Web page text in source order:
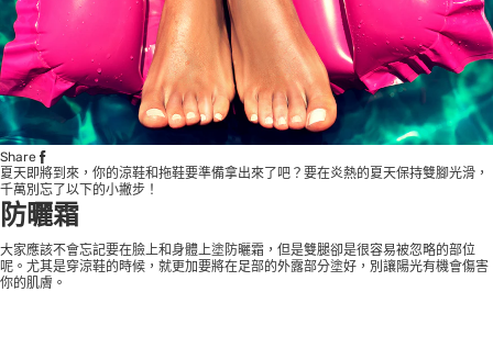
Share
夏天即將到來，你的涼鞋和拖鞋要準備拿出來了吧？要在炎熱的夏天保持雙腳光滑，
千萬別忘了以下的小撇步！
防曬霜
大家應該不會忘記要在臉上和身體上塗防曬霜，但是雙腿卻是很容易被忽略的部位
呢。尤其是穿涼鞋的時候，就更加要將在足部的外露部分塗好，別讓陽光有機會傷害
你的肌膚。